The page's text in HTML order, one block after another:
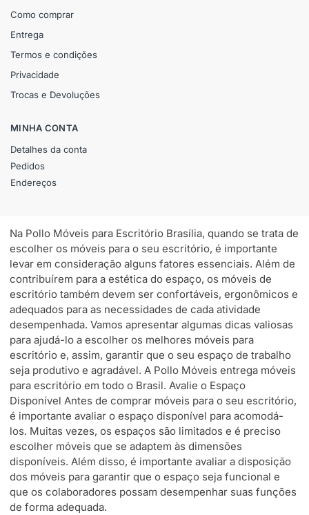
Como comprar
Entrega
Termos e condições
Privacidade
Trocas e Devoluções
MINHA CONTA
Detalhes da conta
Pedidos
Endereços
Na Pollo Móveis para Escritório Brasília, quando se trata de
escolher os móveis para o seu escritório, é importante
levar em consideração alguns fatores essenciais. Além de
contribuírem para a estética do espaço, os móveis de
escritório também devem ser confortáveis, ergonômicos e
adequados para as necessidades de cada atividade
desempenhada. Vamos apresentar algumas dicas valiosas
para ajudá-lo a escolher os melhores móveis para
escritório e, assim, garantir que o seu espaço de trabalho
seja produtivo e agradável. A Pollo Móveis entrega móveis
para escritório em todo o Brasil. Avalie o Espaço
Disponível Antes de comprar móveis para o seu escritório,
é importante avaliar o espaço disponível para acomodá-
los. Muitas vezes, os espaços são limitados e é preciso
escolher móveis que se adaptem às dimensões
disponíveis. Além disso, é importante avaliar a disposição
dos móveis para garantir que o espaço seja funcional e
que os colaboradores possam desempenhar suas funções
de forma adequada.